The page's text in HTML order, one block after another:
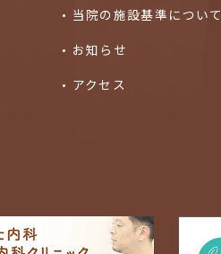
当院の施設基準について
お知らせ
アクセス